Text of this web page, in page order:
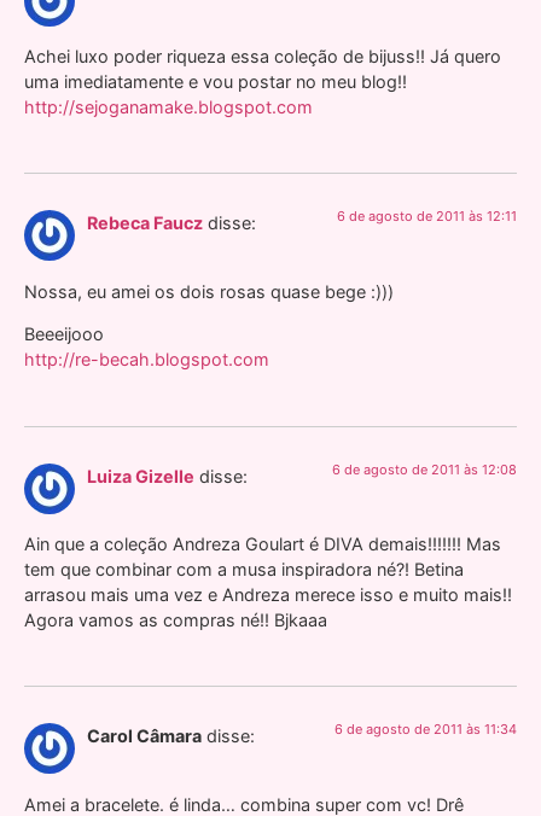
Achei luxo poder riqueza essa coleção de bijuss!! Já quero
uma imediatamente e vou postar no meu blog!!
http://sejoganamake.blogspot.com
Rebeca Faucz disse: 6 de agosto de 2011 às 12:11
Nossa, eu amei os dois rosas quase bege :)))
Beeeijooo
http://re-becah.blogspot.com
Luiza Gizelle disse: 6 de agosto de 2011 às 12:08
Ain que a coleção Andreza Goulart é DIVA demais!!!!!!! Mas
tem que combinar com a musa inspiradora né?! Betina
arrasou mais uma vez e Andreza merece isso e muito mais!!
Agora vamos as compras né!! Bjkaaa
Carol Câmara disse: 6 de agosto de 2011 às 11:34
Amei a bracelete. é linda… combina super com vc! Drê